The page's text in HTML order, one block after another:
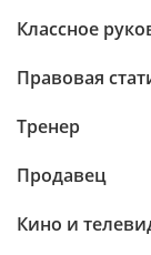
Классное
Правовая
Тренер
Продавец
Кино и